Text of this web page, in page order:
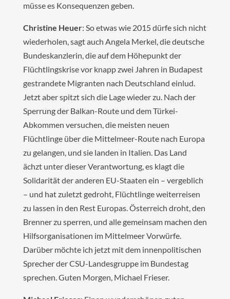
müsse es Konsequenzen geben.
Christine Heuer: So etwas wie 2015 dürfe sich nicht
wiederholen, sagt auch Angela Merkel, die deutsche
Bundeskanzlerin, die auf dem Höhepunkt der
Flüchtlingskrise vor knapp zwei Jahren in Budapest
gestrandete Migranten nach Deutschland einlud.
Jetzt aber spitzt sich die Lage wieder zu. Nach der
Sperrung der Balkan-Route und dem Türkei-
Abkommen versuchen, die meisten neuen
Flüchtlinge über die Mittelmeer-Route nach Europa
zu gelangen, und sie landen in Italien. Das Land
ächzt unter dieser Verantwortung, es klagt die
Solidarität der anderen EU-Staaten ein – vergeblich
– und hat zuletzt gedroht, Flüchtlinge weiterreisen
zu lassen in den Rest Europas. Österreich droht, den
Brenner zu sperren, und alle gemeinsam machen den
Hilfsorganisationen im Mittelmeer Vorwürfe.
Darüber möchte ich jetzt mit dem innenpolitischen
Sprecher der CSU-Landesgruppe im Bundestag
sprechen. Guten Morgen, Michael Frieser.